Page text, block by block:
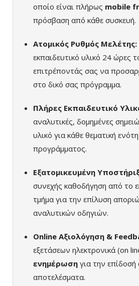
οποίο είναι πλήρως mobile
πρόσβαση από κάθε συσκευή.
Ατομικός Ρυθμός Μελέτης:
εκπαιδευτικό υλικό 24 ώρες
επιτρέποντάς σας να
στο δικό σας πρόγραμμα.
Πλήρες Εκπαιδευτικό
αναλυτικές, δομημένες
υλικό για κάθε θεματική
προγράμματος.
Εξατομικευμένη
συνεχής καθοδήγηση από το
τμήμα για την επίλυση
αναλυτικών οδηγιών.
Online Αξιολόγηση &
εξετάσεων ηλεκτρονικά (on
ενημέρωση για την επίδοσή
αποτελέσματα.